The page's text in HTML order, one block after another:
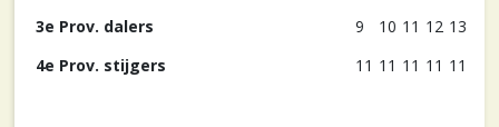
3e Prov. dalers
9 10 11 12 13
4e Prov. stijgers
11 11 11 11 11